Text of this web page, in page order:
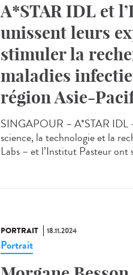
A*STAR IDL et
unissent leurs
stimuler la
maladies
région Asie-
SINGAPOUR – A*STAR IDL
science, la technologie et la
Labs – et l’Institut Pasteur ont
PORTRAIT 18.11.2024
Portrait